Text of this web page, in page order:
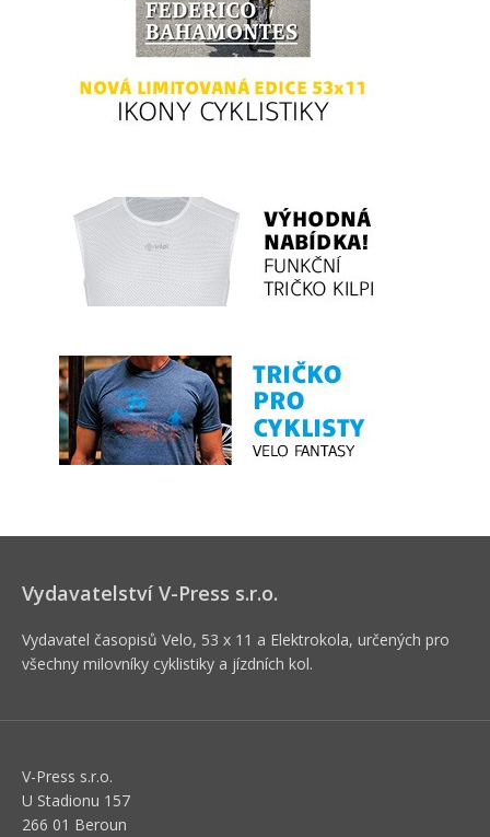
Vydavatelství V-Press s.r.o.
Vydavatel časopisů Velo, 53 x 11 a Elektrokola, určených pro
všechny milovníky cyklistiky a jízdních kol.
V-Press s.r.o.
U Stadionu 157
266 01 Beroun